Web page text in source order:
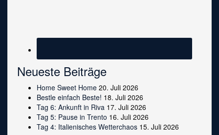
Neueste Beiträge
Home Sweet Home 20. Juli 2026
Bestle einfach Beste! 18. Juli 2026
Tag 6: Ankunft in Riva 17. Juli 2026
Tag 5: Pause in Trento 16. Juli 2026
Tag 4: Italienisches Wetterchaos 15. Juli 2026